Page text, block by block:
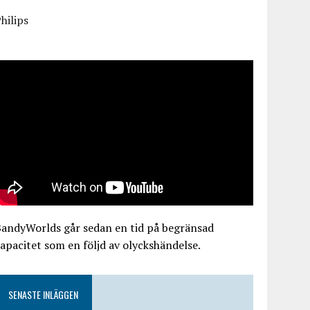
går sedan en tid på begränsad
som en följd av olyckshändelse.
SENASTE INLÄGGEN